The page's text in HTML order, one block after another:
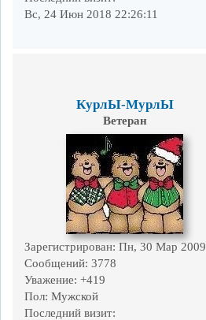
Вс, 24 Июн 2018 22:26:11
КурлЫ-МурлЫ
Ветеран
Зарегистрирован: Пн, 30 Мар 2009
Сообщений: 3778
Уважение: +419
Пол: Мужской
Последний визит: